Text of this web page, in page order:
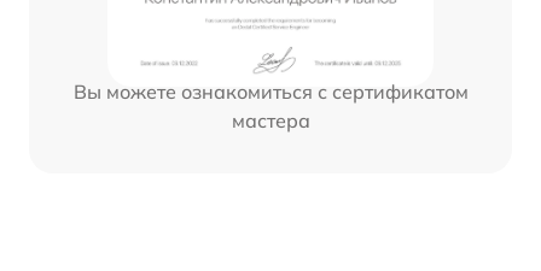
Вы можете ознакомиться с сертификатом
мастера